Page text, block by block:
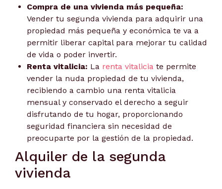
Compra de una vivienda más pequeña:
Vender tu segunda vivienda para adquirir una
propiedad más pequeña y económica te va a
permitir liberar capital para mejorar tu calidad
de vida o poder invertir.
Renta vitalicia: La renta vitalicia te permite
vender la nuda propiedad de tu vivienda,
recibiendo a cambio una renta vitalicia
mensual y conservado el derecho a seguir
disfrutando de tu hogar, proporcionando
seguridad financiera sin necesidad de
preocuparte por la gestión de la propiedad.
Alquiler de la segunda
vivienda